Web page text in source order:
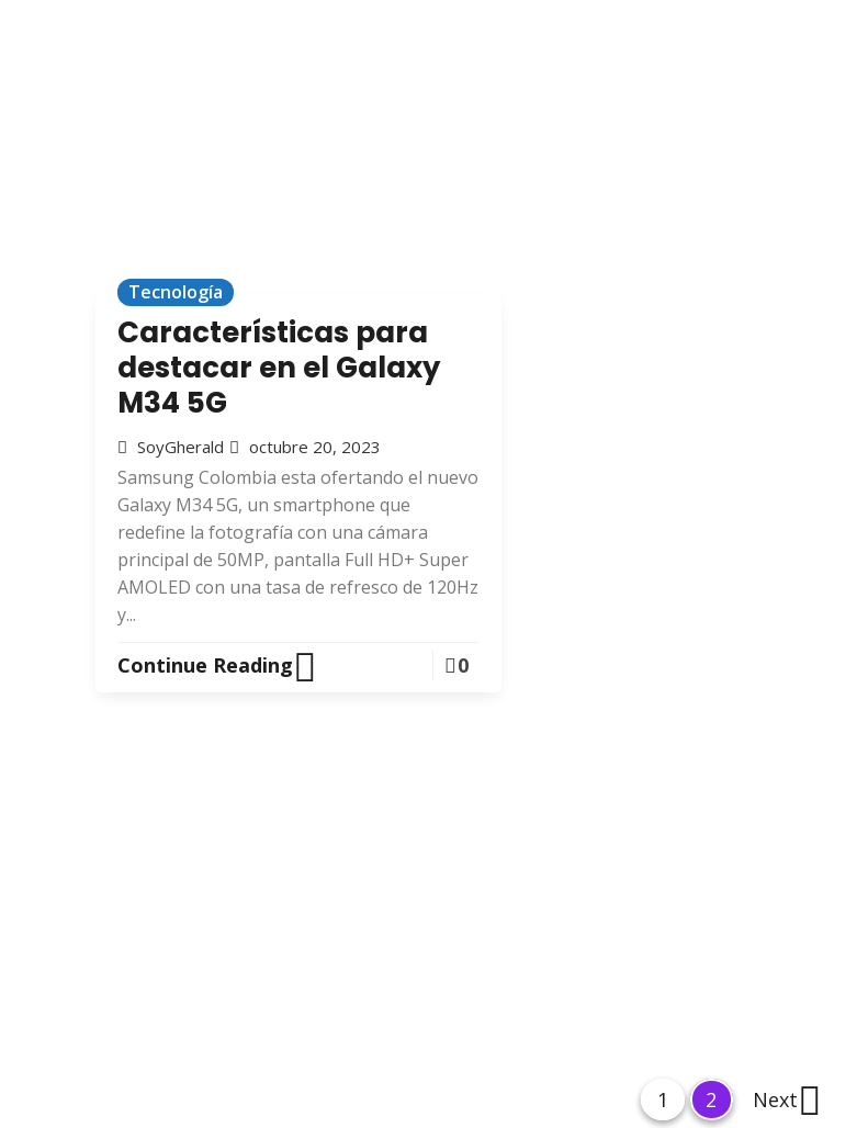
Tecnología
Características para
destacar en el Galaxy
M34 5G
SoyGherald octubre 20, 2023
Samsung Colombia esta ofertando el nuevo
Galaxy M34 5G, un smartphone que
redefine la fotografía con una cámara
principal de 50MP, pantalla Full HD+ Super
AMOLED con una tasa de refresco de 120Hz
y...
Continue Reading 0
P
1
P
2 Next